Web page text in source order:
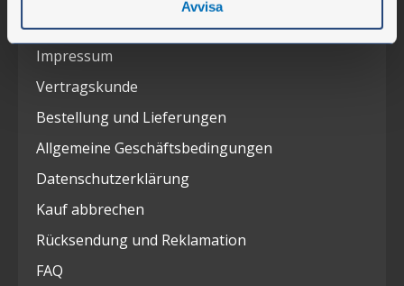
Avvisa
Kundendienst
Impressum
Vertragskunde
Bestellung und Lieferungen
Allgemeine Geschäftsbedingungen
Datenschutzerklärung
Kauf abbrechen
Rücksendung und Reklamation
FAQ